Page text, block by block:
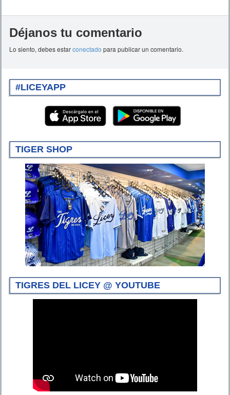
Déjanos tu comentario
Lo siento, debes estarconectado para publicar un comentario.
#LICEYAPP
TIGER SHOP
TIGRES DEL LICEY @ YOUTUBE